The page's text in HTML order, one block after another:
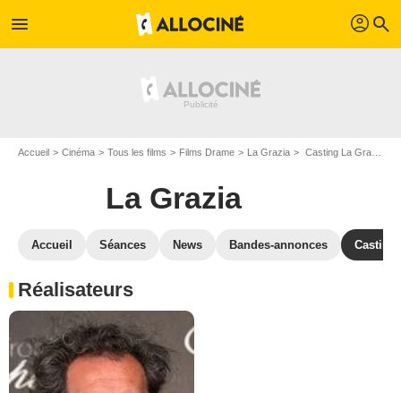
menu profil search
Accueil Cinéma Tous les films Films Drame La Grazia Casting La Grazia
La Grazia
Accueil Séances News Bandes-annonces Casting
Réalisateurs